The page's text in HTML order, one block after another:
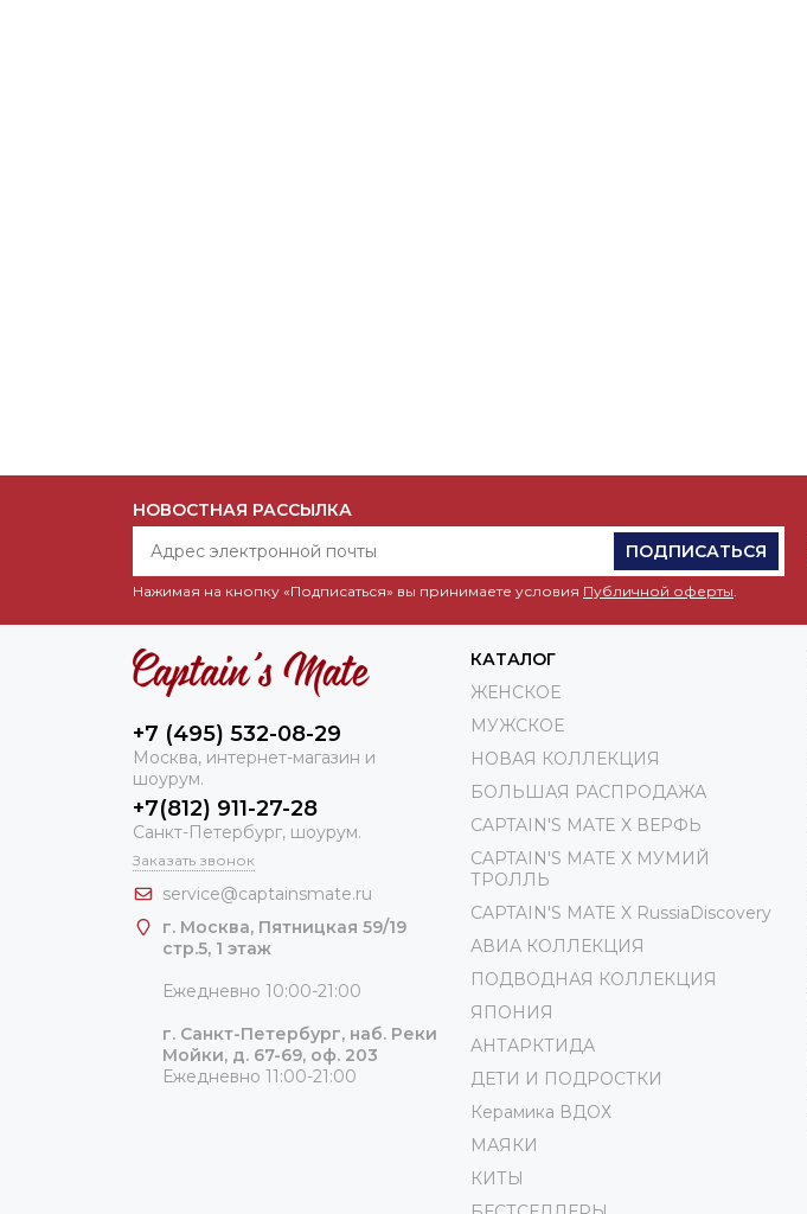
НОВОСТНАЯ РАССЫЛКА
ПОДПИСАТЬСЯ
Нажимая на кнопку «Подписаться» вы принимаете условия Публичной оферты.
+7 (495) 532-08-29
Москва, интернет-магазин и
шоурум.
+7(812) 911-27-28
Санкт-Петербург, шоурум.
Заказать звонок
service@captainsmate.ru
г. Москва, Пятницкая 59/19
стр.5, 1 этаж
Ежедневно 10:00-21:00
г. Санкт-Петербург, наб. Реки
Мойки, д. 67-69, оф. 203
Ежедневно 11:00-21:00
КАТАЛОГ
ЖЕНСКОЕ
МУЖСКОЕ
НОВАЯ КОЛЛЕКЦИЯ
БОЛЬШАЯ РАСПРОДАЖА
CAPTAIN'S MATE X ВЕРФЬ
CAPTAIN'S MATE Х МУМИЙ
ТРОЛЛЬ
CAPTAIN'S MATE X RussiaDiscovery
АВИА КОЛЛЕКЦИЯ
ПОДВОДНАЯ КОЛЛЕКЦИЯ
ЯПОНИЯ
АНТАРКТИДА
ДЕТИ И ПОДРОСТКИ
Керамика ВДОХ
МАЯКИ
КИТЫ